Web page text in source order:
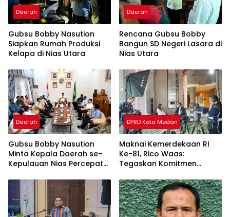
Daerah
Gubsu Bobby Nasution
Siapkan Rumah Produksi
Kelapa di Nias Utara
Daerah
Rencana Gubsu Bobby
Bangun SD Negeri Lasara di
Nias Utara
Daerah
Gubsu Bobby Nasution
Minta Kepala Daerah se-
Kepulauan Nias Percepat
DPRD Kota Medan
Maknai Kemerdekaan RI
Ke-81, Rico Waas:
Tegaskan Komitmen